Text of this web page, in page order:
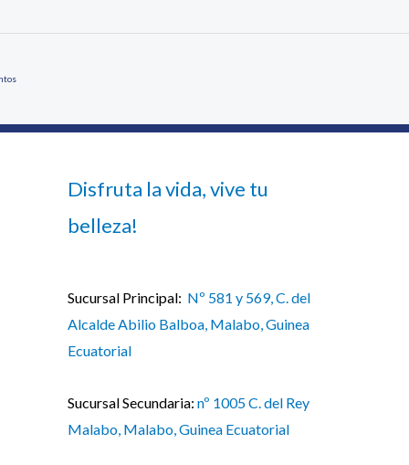
Disfruta la vida, vive tu
belleza!
Sucursal Principal: Nº 581 y 569, C. del
Alcalde Abilio Balboa, Malabo, Guinea
Ecuatorial
Sucursal Secundaria: nº 1005 C. del Rey
Malabo, Malabo, Guinea Ecuatorial